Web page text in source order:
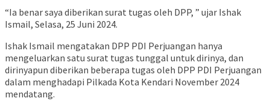
“Ia benar saya diberikan surat tugas oleh DPP, ” ujar Ishak
Ismail, Selasa, 25 Juni 2024.
Ishak Ismail mengatakan DPP PDI Perjuangan hanya
mengeluarkan satu surat tugas tunggal untuk dirinya, dan
dirinyapun diberikan beberapa tugas oleh DPP PDI Perjuangan
dalam menghadapi Pilkada Kota Kendari November 2024
mendatang.